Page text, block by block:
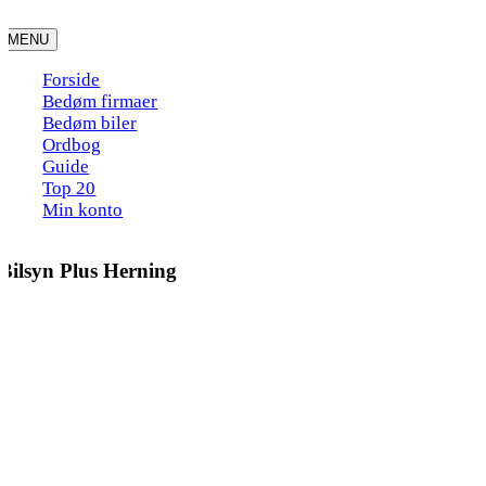
to
content
MENU
Forside
Bedøm firmaer
Bedøm biler
Ordbog
Guide
Top 20
Min konto
Plus Herning